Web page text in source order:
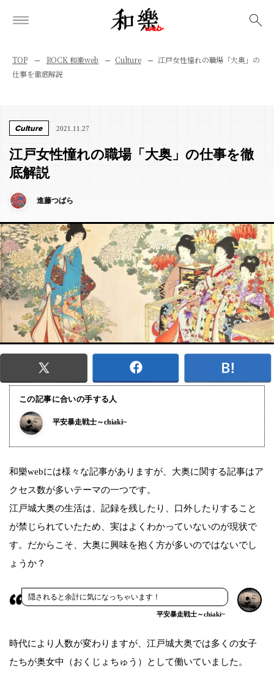
TOP ROCK 和樂web Culture
江戸女性憧れの職場「大奥」の
仕事を徹底解説
Culture 2021.11.27
江戸女性憧れの職場「大奥」の仕事を徹
底解説
進藤つばら
この記事に合いの手する人
平安暴走戦士～chiaki~
和樂webには様々な記事がありますが、大奥に関する記事はア
クセス数が多いテーマの一つです。
江戸城大奥の生活は、記録を残したり、口外したりすること
が禁じられていたため、実はよくわかっていないのが現状で
す。だからこそ、大奥に興味を抱く方が多いのではないでし
ょうか？
隠されると余計に気になっちゃいます！
平安暴走戦士～chiaki~
時代により人数が変わりますが、江戸城大奥では多くの女子
たちが奥女中（おくじょちゅう）として働いていました。